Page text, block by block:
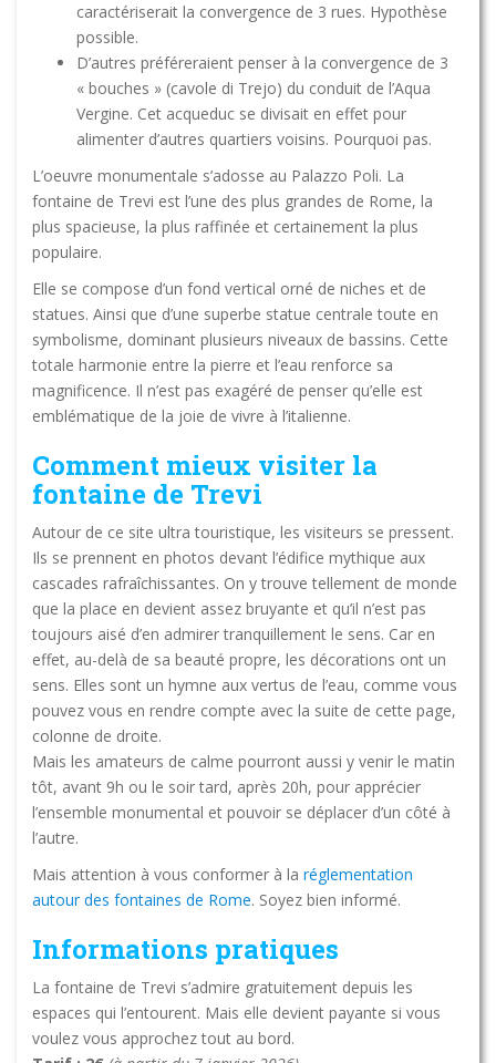
caractériserait la convergence de 3 rues. Hypothèse
possible.
D’autres préféreraient penser à la convergence de 3
« bouches » (cavole di Trejo) du conduit de l’Aqua
Vergine. Cet acqueduc se divisait en effet pour
alimenter d’autres quartiers voisins. Pourquoi pas.
L’oeuvre monumentale s’adosse au Palazzo Poli. La
fontaine de Trevi est l’une des plus grandes de Rome, la
plus spacieuse, la plus raffinée et certainement la plus
populaire.
Elle se compose d’un fond vertical orné de niches et de
statues. Ainsi que d’une superbe statue centrale toute en
symbolisme, dominant plusieurs niveaux de bassins. Cette
totale harmonie entre la pierre et l’eau renforce sa
magnificence. Il n’est pas exagéré de penser qu’elle est
emblématique de la joie de vivre à l’italienne.
Comment mieux visiter la
fontaine de Trevi
Autour de ce site ultra touristique, les visiteurs se pressent.
Ils se prennent en photos devant l’édifice mythique aux
cascades rafraîchissantes. On y trouve tellement de monde
que la place en devient assez bruyante et qu’il n’est pas
toujours aisé d’en admirer tranquillement le sens. Car en
effet, au-delà de sa beauté propre, les décorations ont un
sens. Elles sont un hymne aux vertus de l’eau, comme vous
pouvez vous en rendre compte avec la suite de cette page,
colonne de droite.
Mais les amateurs de calme pourront aussi y venir le matin
tôt, avant 9h ou le soir tard, après 20h, pour apprécier
l’ensemble monumental et pouvoir se déplacer d’un côté à
l’autre.
Mais attention à vous conformer à la réglementation
autour des fontaines de Rome. Soyez bien informé.
Informations pratiques
La fontaine de Trevi s’admire gratuitement depuis les
espaces qui l’entourent. Mais elle devient payante si vous
voulez vous approchez tout au bord.